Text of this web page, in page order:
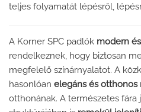
teljes folyamatát lépésről,
A Korner SPC padlók modern
rendelkeznek, hogy biztosan
megfelelő színárnyalatot. A
hasonlóan elegáns és
otthonának. A természetes